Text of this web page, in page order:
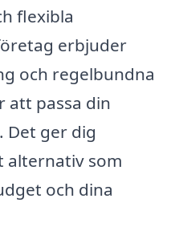
flexibla
erbjuder
och regelbundna
att passa din
Det ger dig
alternativ som
och dina